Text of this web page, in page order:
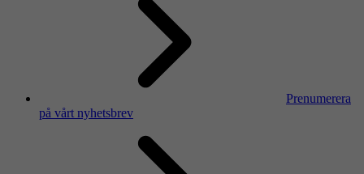
Prenumerera
på vårt nyhetsbrev